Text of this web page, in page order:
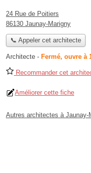
24 Rue de Poitiers
86130 Jaunay-Marigny
📞 Appeler cet architecte
Architecte - Fermé, ouvre à
Recommander cet
Améliorer cette fiche
Autres architectes à Jaunay-